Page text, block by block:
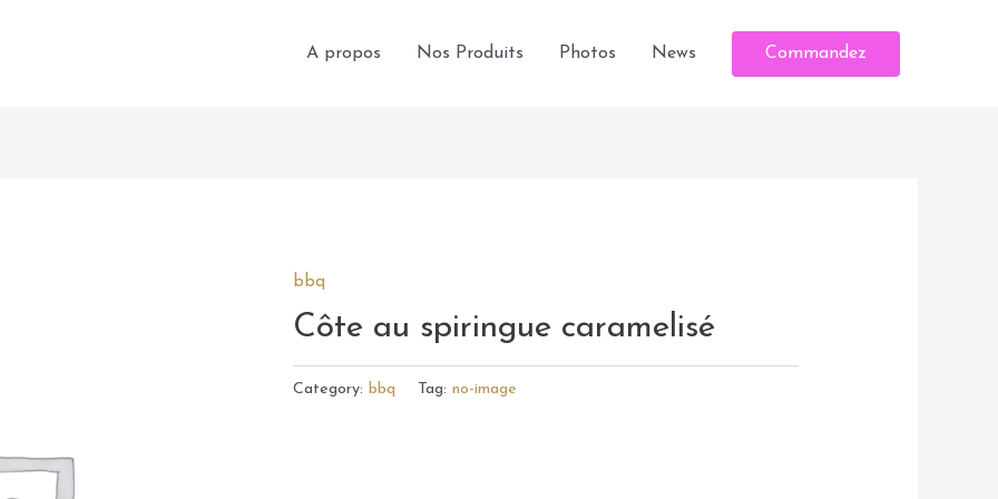
A propos Nos Produits Photos News Commandez
bbq
Côte au spiringue caramelisé
Category: bbq Tag:no-image